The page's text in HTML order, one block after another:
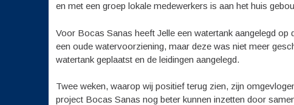
en met een groep lokale medewerkers is aan het huis
Voor Bocas Sanas heeft Jelle een watertank aangelegd
een oude watervoorziening, maar deze was niet meer
watertank geplaatst en de leidingen aangelegd.
Twee weken, waarop wij positief terug zien, zijn
project Bocas Sanas nog beter kunnen inzetten door